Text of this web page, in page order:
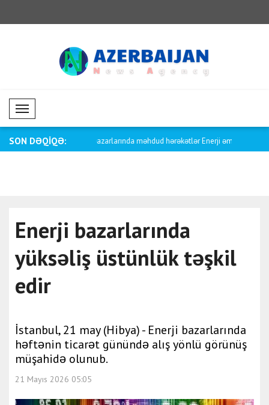
Mobil Menü
SON DƏQİQƏ:
məhdud hərəkətlər Enerji əmtəələrində eniş meyli davam
Enerji bazarlarında
yüksəliş üstünlük təşkil
edir
İstanbul, 21 may (Hibya) - Enerji bazarlarında
həftənin ticarət günündə alış yönlü görünüş
müşahidə olunub.
21 Mayıs 2026 05:05